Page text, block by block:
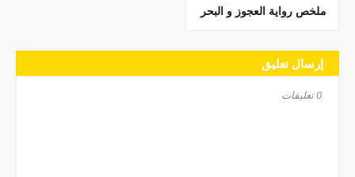
ملخص رواية العجوز و البحر
إرسال تعليق
0 تعليقات